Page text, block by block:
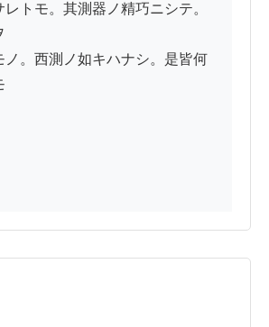
トモ。其測器ノ精巧ニシテ。
。西測ノ如キハナシ。是皆何